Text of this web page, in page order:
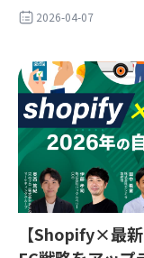
2026-04-07
【Shopify×最